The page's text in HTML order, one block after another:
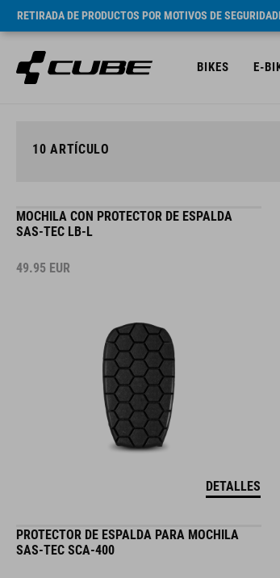
RETIRADA DE PRODUCTOS POR MOTIVOS DE
BIKES E-
10 ARTÍCULO
MOCHILA CON PROTECTOR DE ESPALDA
SAS-TEC LB-L
49.95 EUR
DETALLES
PROTECTOR DE ESPALDA PARA MOCHILA
SAS-TEC SCA-400